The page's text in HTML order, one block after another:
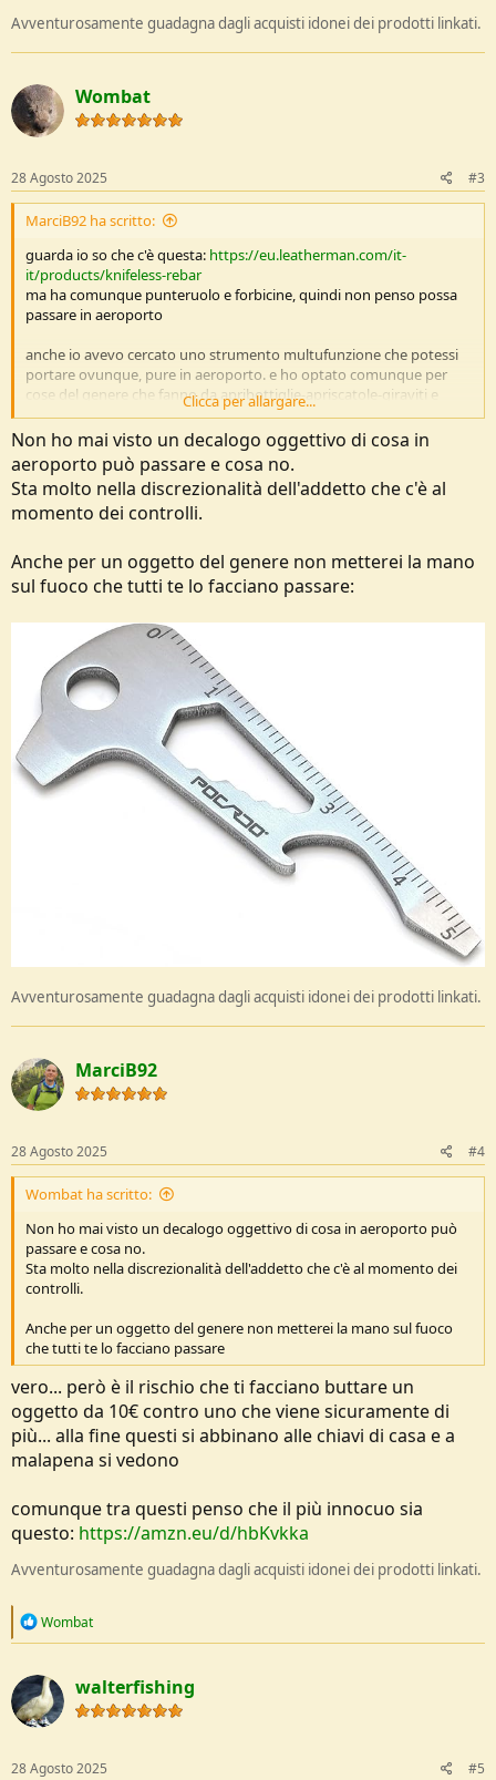
Avventurosamente guadagna dagli acquisti idonei dei prodotti linkati.
Wombat
28 Agosto 2025 #3
MarciB92 ha scritto:
guarda io so che c'è questa: https://eu.leatherman.com/it-
it/products/knifeless-rebar
ma ha comunque punteruolo e forbicine, quindi non penso possa
passare in aeroporto
anche io avevo cercato uno strumento multufunzione che potessi
portare ovunque, pure in aeroporto. e ho optato comunque per
cose del genere che fanno da apribottiglie-apriscatole-giraviti e
poco altro:
https://amzn.eu/d/ipqY0gk
https://amzn.eu/d/c1Xruuc
https://amzn.eu/d/hbKvkka
Clicca per allargare...
Non ho mai visto un decalogo oggettivo di cosa in
aeroporto può passare e cosa no.
Sta molto nella discrezionalità dell'addetto che c'è al
momento dei controlli.
Anche per un oggetto del genere non metterei la mano
sul fuoco che tutti te lo facciano passare:
Avventurosamente guadagna dagli acquisti idonei dei prodotti linkati.
MarciB92
28 Agosto 2025 #4
Wombat ha scritto:
Non ho mai visto un decalogo oggettivo di cosa in aeroporto può
passare e cosa no.
Sta molto nella discrezionalità dell'addetto che c'è al momento dei
controlli.
Anche per un oggetto del genere non metterei la mano sul fuoco
che tutti te lo facciano passare
vero... però è il rischio che ti facciano buttare un
oggetto da 10€ contro uno che viene sicuramente di
più... alla fine questi si abbinano alle chiavi di casa e a
malapena si vedono
comunque tra questi penso che il più innocuo sia
questo: https://amzn.eu/d/hbKvkka
Avventurosamente guadagna dagli acquisti idonei dei prodotti linkati.
R
c
t
i
o
s
Wombat
walterfishing
28 Agosto 2025 #5